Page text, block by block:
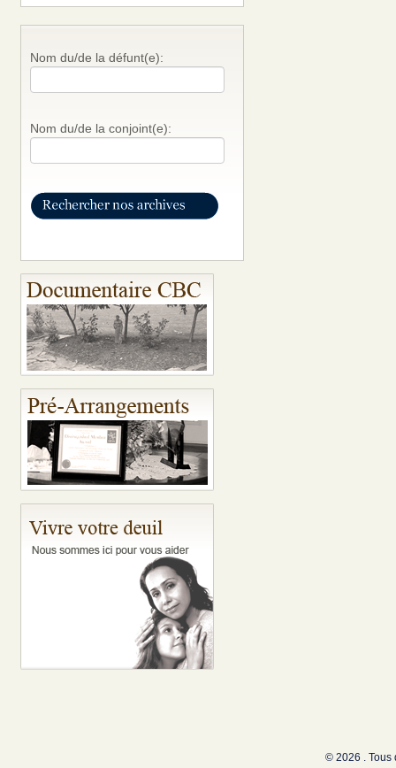
Nom du/de la défunt(e):
Nom du/de la conjoint(e):
© 2026 . Tous